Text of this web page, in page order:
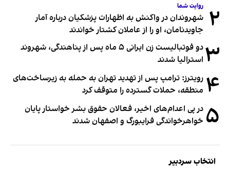
۲ روایت شما
شهروندان در واکنش به اظهارات پزشکیان درباره آمار
جاویدنامان، او را از عاملان کشتار خواندند
۳
دو فوتبالیست زن ایرانی ۵ ماه پس از پناهندگی، شهروند
استرالیا شدند
۴ رویترز: ترامپ پس از تهدید تهران به حمله به زیرساخت‌های
منطقه، حملات گسترده را متوقف کرد
۵ در پی اعدام‌های اخیر، فعالان حقوق بشر خواستار پایان
خواهرخواندگی فرایبورگ و اصفهان شدند
انتخاب سردبیر